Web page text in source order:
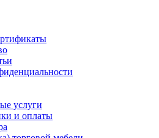
услуги
и оплаты